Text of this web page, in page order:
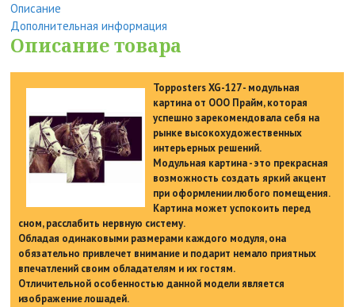
Описание
Дополнительная информация
Описание товара
Topposters XG-127 - модульная
картина от ООО Прайм, которая
успешно зарекомендовала себя на
рынке высокохудожественных
интерьерных решений.
Модульная картина - это прекрасная
возможность создать яркий акцент
при оформлении любого помещения.
Картина может успокоить перед
сном, расслабить нервную систему.
Обладая одинаковыми размерами каждого модуля, она
обязательно привлечет внимание и подарит немало приятных
впечатлений своим обладателям и их гостям.
Отличительной особенностью данной модели является
изображение лошадей.